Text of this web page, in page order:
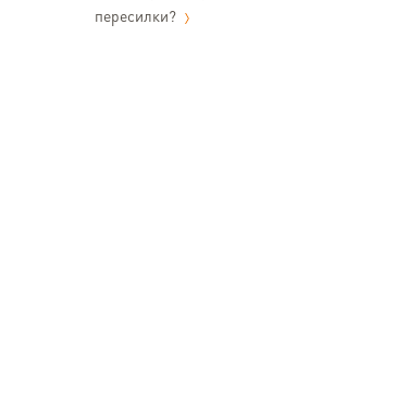
пересилки?